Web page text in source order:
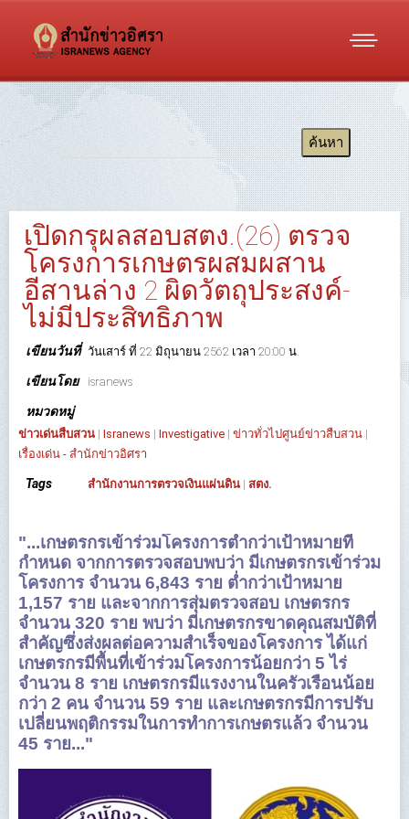
เปิดกรุผลสอบสตง.(26) ตรวจ
โครงการเกษตรผสมผสาน
อีสานล่าง 2 ผิดวัตถุประสงค์-
ไม่มีประสิทธิภาพ
เขียนวันที่ วันเสาร์ ที่ 22 มิถุนายน 2562 เวลา 20:00 น.
เขียนโดย isranews
หมวดหมู่
ข่าวเด่นสืบสวน | Isranews | Investigative | ข่าวทั่วไปศูนย์ข่าวสืบสวน |
เรื่องเด่น - สำนักข่าวอิศรา
Tags สำนักงานการตรวจเงินแผ่นดิน | สตง.
"...เกษตรกรเข้าร่วมโครงการต่ำกว่าเป้าหมายที่
กำหนด จากการตรวจสอบพบว่า มีเกษตรกรเข้าร่วม
โครงการ จำนวน 6,843 ราย ต่ำกว่าเป้าหมาย
1,157 ราย และจากการสุ่มตรวจสอบ เกษตรกร
จำนวน 320 ราย พบว่า มีเกษตรกรขาดคุณสมบัติที่
สำคัญซึ่งส่งผลต่อความสำเร็จของโครงการ ได้แก่
เกษตรกรมีพื้นที่เข้าร่วมโครงการน้อยกว่า 5 ไร่
จำนวน 8 ราย เกษตรกรมีแรงงานในครัวเรือนน้อย
กว่า 2 คน จำนวน 59 ราย และเกษตรกรมีการปรับ
เปลี่ยนพฤติกรรมในการทำการเกษตรแล้ว จำนวน
45 ราย..."